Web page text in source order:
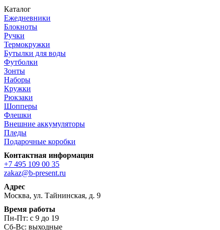
Каталог
Ежедневники
Блокноты
Ручки
Термокружки
Бутылки для воды
Футболки
Зонты
Наборы
Кружки
Рюкзаки
Шопперы
Флешки
Внешние аккумуляторы
Пледы
Подарочные коробки
Контактная информация
+7 495 109 00 35
zakaz@b-present.ru
Адрес
Москва, ул. Тайнинская, д. 9
Время работы
Пн-Пт: с 9 до 19
Сб-Вс: выходные